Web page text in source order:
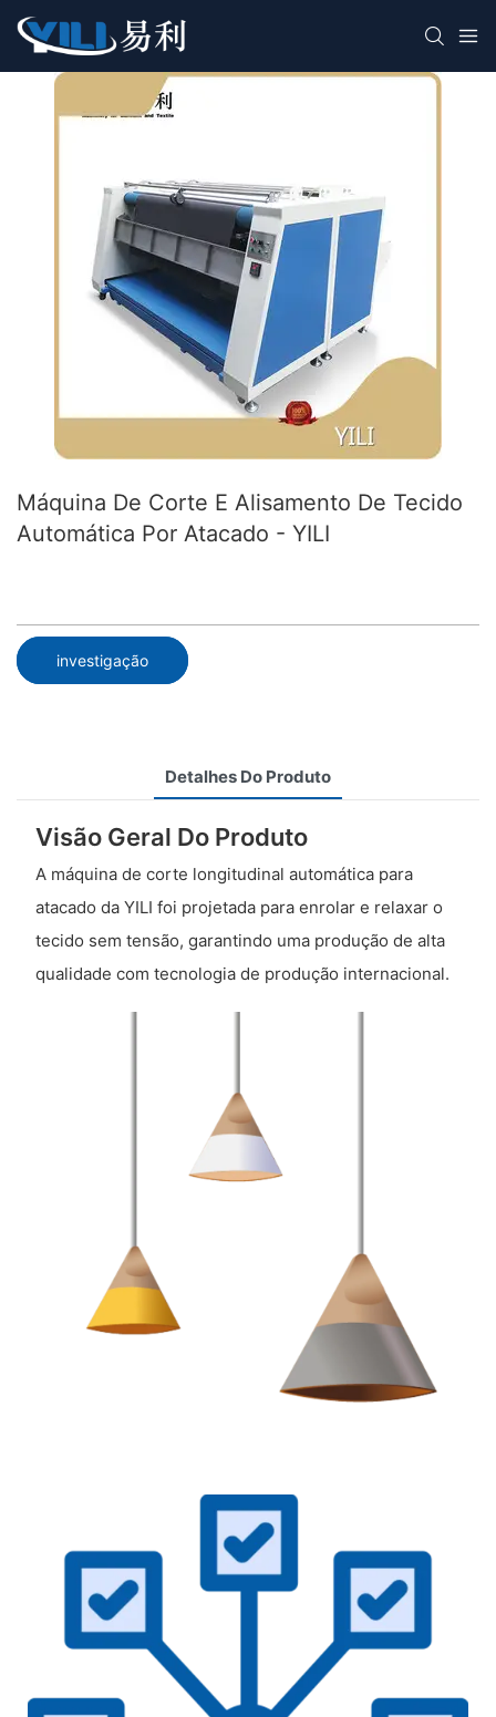
Máquina De Corte E Alisamento De Tecido
Automática Por Atacado - YILI
investigação
Detalhes Do Produto
Visão Geral Do Produto
A máquina de corte longitudinal automática para
atacado da YILI foi projetada para enrolar e relaxar o
tecido sem tensão, garantindo uma produção de alta
qualidade com tecnologia de produção internacional.